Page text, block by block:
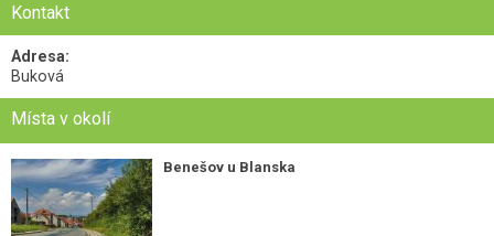
Kontakt
Adresa:
Buková
Místa v okolí
Benešov u Blanska